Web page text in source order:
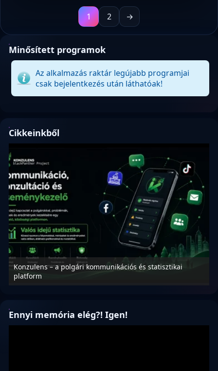
1 2 →
Minősített programok
Az alkalmazás raktár legújabb programjai
csak bejelentkezés után láthatóak!
Cikkeinkből
Konzulens – a polgári kommunikációs és statisztikai
platform
Ennyi memória elég?! Igen!